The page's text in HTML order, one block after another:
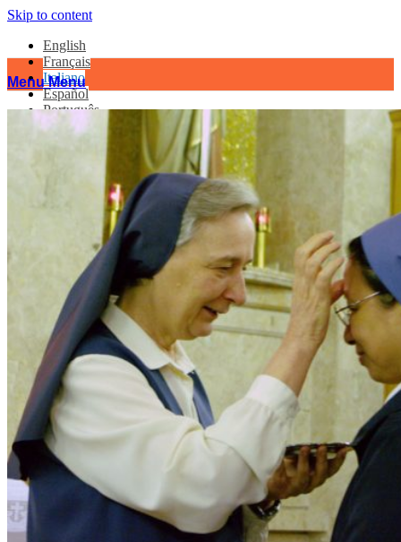
Skip to content
English
Français
Italiano
Español
Português
MenuMenu